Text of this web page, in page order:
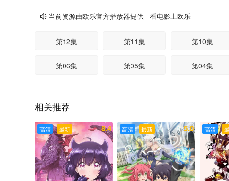
 当前资源由欧乐官方播放器提供 - 看电影上欧乐
第12集 第11集 第10集
第06集 第05集 第04集
相关推荐
最新
高清 8.4 最新
高清 5.0 高清